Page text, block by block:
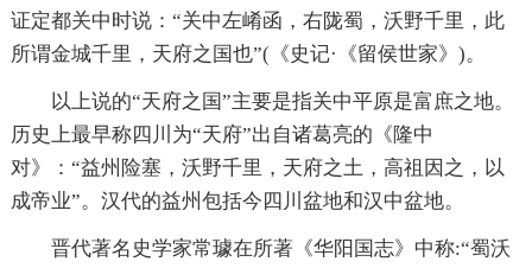
证定都关中时说：“关中左崤函，右陇蜀，沃野千里，此
所谓金城千里，天府之国也”(《史记·《留侯世家》)。
以上说的“天府之国”主要是指关中平原是富庶之地。
历史上最早称四川为“天府”出自诸葛亮的《隆中
对》：“益州险塞，沃野千里，天府之土，高祖因之，以
成帝业”。汉代的益州包括今四川盆地和汉中盆地。
晋代著名史学家常璩在所著《华阳国志》中称:“蜀沃